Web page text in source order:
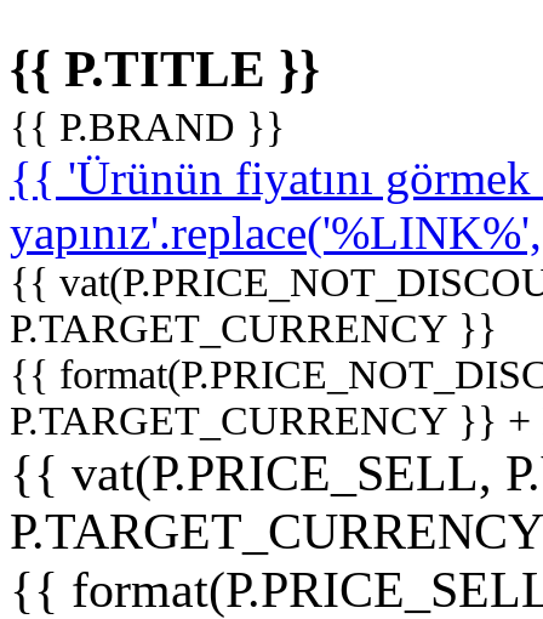
{{ P.TITLE }}
{{ P.BRAND }}
{{ 'Ürünün fiyatını
{{
P.TARGET_CURRENCY }}
{{
P.TARGET_CURRENCY }}
{{ vat(P.PRICE_SELL,
{{